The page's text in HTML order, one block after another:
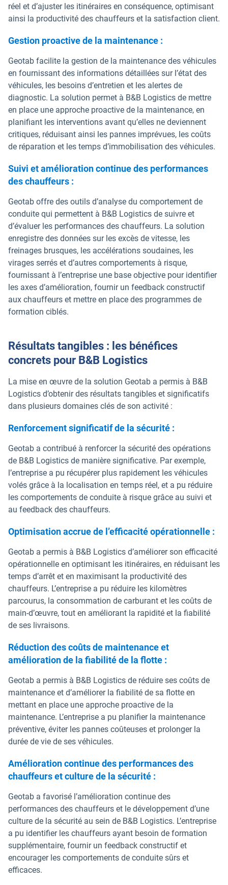
réel et d’ajuster les itinéraires en conséquence, optimisant
ainsi la productivité des chauffeurs et la satisfaction client.
Gestion proactive de la maintenance :
Geotab facilite la gestion de la maintenance des véhicules
en fournissant des informations détaillées sur l’état des
véhicules, les besoins d’entretien et les alertes de
diagnostic. La solution permet à B&B Logistics de mettre
en place une approche proactive de la maintenance, en
planifiant les interventions avant qu’elles ne deviennent
critiques, réduisant ainsi les pannes imprévues, les coûts
de réparation et les temps d’immobilisation des véhicules.
Suivi et amélioration continue des performances
des chauffeurs :
Geotab offre des outils d’analyse du comportement de
conduite qui permettent à B&B Logistics de suivre et
d’évaluer les performances des chauffeurs. La solution
enregistre des données sur les excès de vitesse, les
freinages brusques, les accélérations soudaines, les
virages serrés et d’autres comportements à risque,
fournissant à l’entreprise une base objective pour identifier
les axes d’amélioration, fournir un feedback constructif
aux chauffeurs et mettre en place des programmes de
formation ciblés.
Résultats tangibles : les bénéfices
concrets pour B&B Logistics
La mise en œuvre de la solution Geotab a permis à B&B
Logistics d’obtenir des résultats tangibles et significatifs
dans plusieurs domaines clés de son activité :
Renforcement significatif de la sécurité :
Geotab a contribué à renforcer la sécurité des opérations
de B&B Logistics de manière significative. Par exemple,
l’entreprise a pu récupérer plus rapidement les véhicules
volés grâce à la localisation en temps réel, et a pu réduire
les comportements de conduite à risque grâce au suivi et
au feedback des chauffeurs.
Optimisation accrue de l’efficacité opérationnelle :
Geotab a permis à B&B Logistics d’améliorer son efficacité
opérationnelle en optimisant les itinéraires, en réduisant les
temps d’arrêt et en maximisant la productivité des
chauffeurs. L’entreprise a pu réduire les kilomètres
parcourus, la consommation de carburant et les coûts de
main-d’œuvre, tout en améliorant la rapidité et la fiabilité
de ses livraisons.
Réduction des coûts de maintenance et
amélioration de la fiabilité de la flotte :
Geotab a permis à B&B Logistics de réduire ses coûts de
maintenance et d’améliorer la fiabilité de sa flotte en
mettant en place une approche proactive de la
maintenance. L’entreprise a pu planifier la maintenance
préventive, éviter les pannes coûteuses et prolonger la
durée de vie de ses véhicules.
Amélioration continue des performances des
chauffeurs et culture de la sécurité :
Geotab a favorisé l’amélioration continue des
performances des chauffeurs et le développement d’une
culture de la sécurité au sein de B&B Logistics. L’entreprise
a pu identifier les chauffeurs ayant besoin de formation
supplémentaire, fournir un feedback constructif et
encourager les comportements de conduite sûrs et
efficaces.